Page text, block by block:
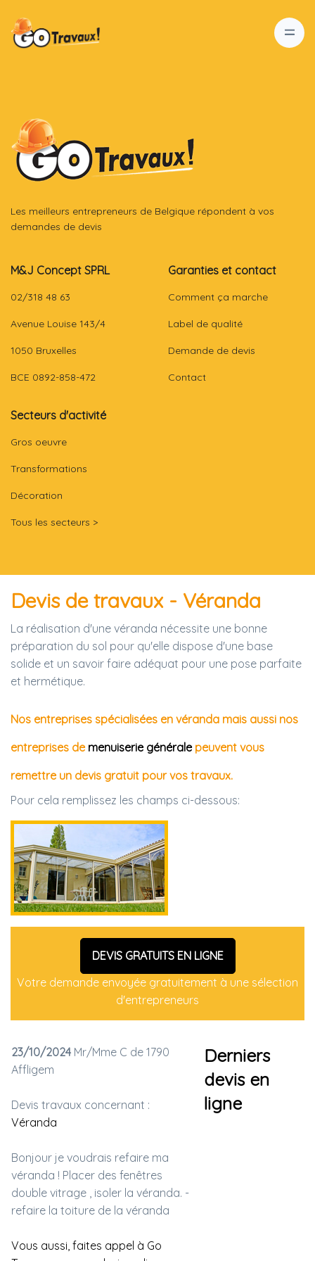
Les meilleurs entrepreneurs de Belgique répondent à vos
demandes de devis
M&J Concept SPRL
02/318 48 63
Avenue Louise 143/4
1050 Bruxelles
BCE 0892-858-472
Garanties et contact
Comment ça marche
Label de qualité
Demande de devis
Contact
Secteurs d'activité
Gros oeuvre
Transformations
Décoration
Tous les secteurs >
Devis de travaux - Véranda
La réalisation d'une véranda nécessite une bonne
préparation du sol pour qu'elle dispose d'une base
solide et un savoir faire adéquat pour une pose parfaite
et hermétique.
Nos entreprises spécialisées en véranda mais aussi nos
entreprises de menuiserie généralepeuvent vous
remettre un devis gratuit pour vos travaux.
Pour cela remplissez les champs ci-dessous:
DEVIS GRATUITS EN LIGNE
Votre demande envoyée gratuitement à une sélection
d'entrepreneurs
23/10/2024 Mr/Mme C de 1790
Affligem
Devis travaux concernant :
Véranda
Bonjour je voudrais refaire ma
véranda ! Placer des fenêtres
double vitrage , isoler la véranda. -
refaire la toiture de la véranda
Vous aussi, faites appel à Go
Derniers
devis en
ligne